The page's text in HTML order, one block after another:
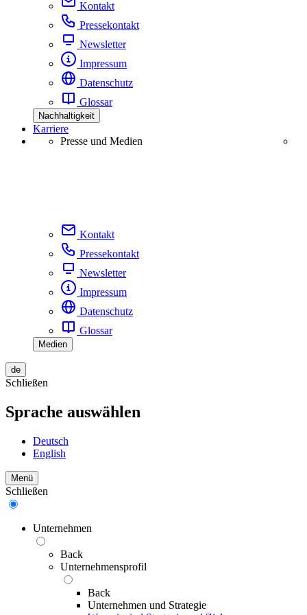
Kontakt
Pressekontakt
Newsletter
Impressum
Datenschutz
Glossar
Nachhaltigkeit
Karriere
Presse und Medien
Kontakt
Pressekontakt
Newsletter
Impressum
Datenschutz
Glossar
Medien
de
Schließen
Sprache auswählen
Deutsch
English
Menü
Schließen
Unternehmen
Back
Unternehmensprofil
Back
Unternehmen und Strategie